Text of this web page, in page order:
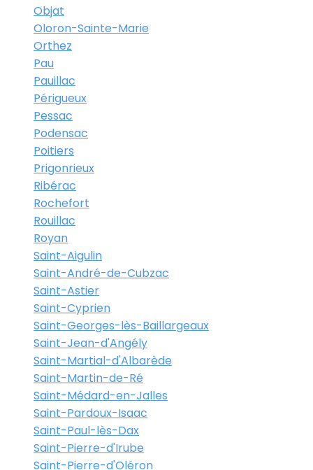
Objat
Oloron-Sainte-Marie
Orthez
Pau
Pauillac
Périgueux
Pessac
Podensac
Poitiers
Prigonrieux
Ribérac
Rochefort
Rouillac
Royan
Saint-Aigulin
Saint-André-de-Cubzac
Saint-Astier
Saint-Cyprien
Saint-Georges-lès-Baillargeaux
Saint-Jean-d'Angély
Saint-Martial-d'Albarède
Saint-Martin-de-Ré
Saint-Médard-en-Jalles
Saint-Pardoux-Isaac
Saint-Paul-lès-Dax
Saint-Pierre-d'Irube
Saint-Pierre-d'Oléron